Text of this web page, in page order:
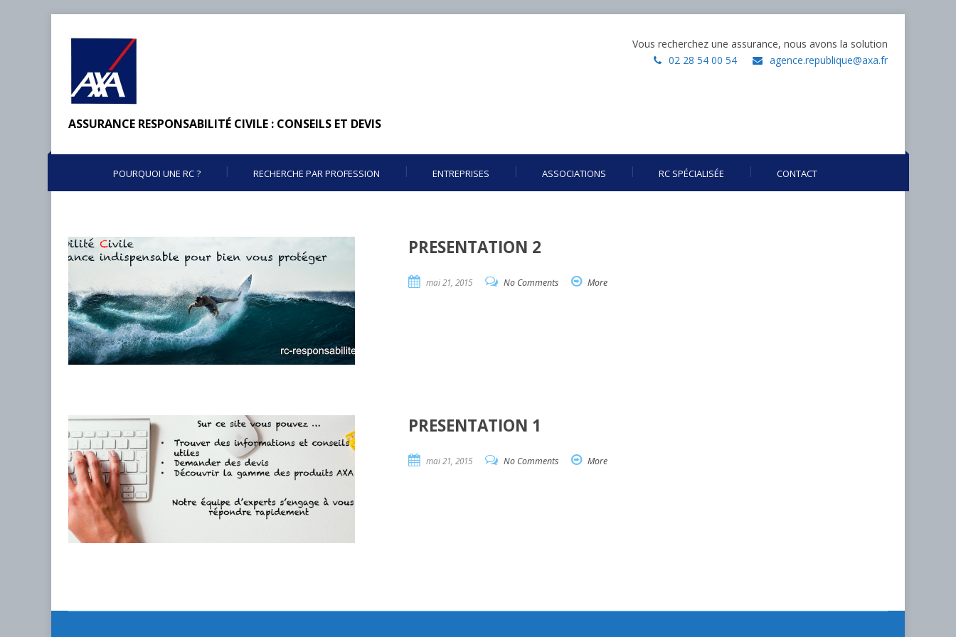
ASSURANCE RESPONSABILITÉ CIVILE : CONSEILS ET DEVIS
Vous recherchez une assurance, nous avons la solution
02 28 54 00 54
agence.republique@axa.fr
POURQUOI UNE RC ? RECHERCHE PAR PROFESSION ENTREPRISES ASSOCIATIONS RC SPÉCIALISÉE CONTACT
PRESENTATION 2
mai 21, 2015 No Comments More
PRESENTATION 1
mai 21, 2015 No Comments More